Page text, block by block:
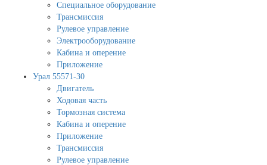
Специальное оборудование
Трансмиссия
Рулевое управление
Электрооборудование
Кабина и оперение
Приложение
Урал 55571-30
Двигатель
Ходовая часть
Тормозная система
Кабина и оперение
Приложение
Трансмиссия
Рулевое управление